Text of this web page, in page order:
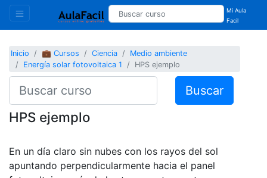
Mi Aula
Facil
Inicio 💼 Cursos Ciencia
Medio ambiente
Energía solar fotovoltaica 1
HPS ejemplo
Buscar
HPS ejemplo
En un día claro sin nubes con los rayos del sol
apuntando perpendicularmente hacia el panel